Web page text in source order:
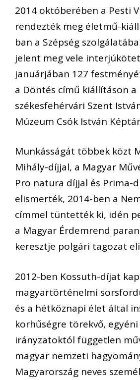
2014 októberében a Pesti
rendezték meg életmű-
ban a Szépség
jelent meg vele
januárjában 127
a Döntés című kiállításon a
székesfehérvári Szent
Múzeum Csók István
Munkásságát többek közt
Mihály-díjjal, a Magyar
Pro natura díjjal és Prima-
elismerték, 2014-ben a
címmel tüntették ki, idén
a Magyar Érdemrend
keresztje polgári tagozat
2012-ben Kossuth-díjat
magyartörténelmi
és a hétköznapi élet által
korhűségre törekvő,
irányzatoktól független
magyar nemzeti
Magyarország neves